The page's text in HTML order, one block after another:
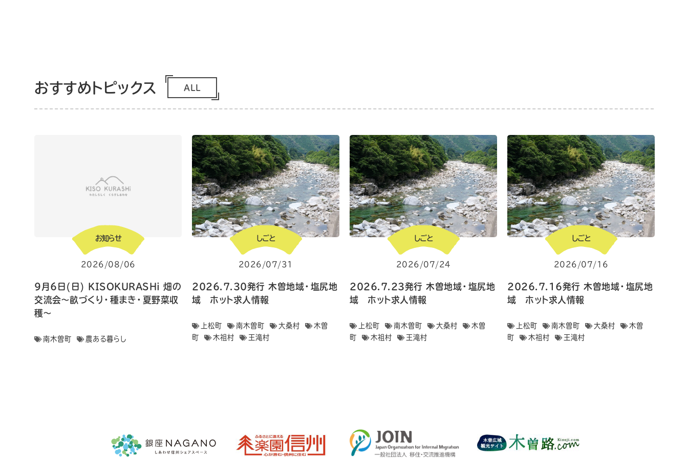
おすすめトピックス ALL
お知らせ
2026/08/06
9月6日(日) KISOKURASHi 畑の
交流会〜畝づくり・種まき・夏野菜収
穫〜
南木曽町 農ある暮らし
しごと
2026/07/31
2026.7.30発行 木曽地域・塩尻地
域 ホット求人情報
上松町 南木曽町 大桑村
木曽
町
木祖村 王滝村
しごと
2026/07/24
2026.7.23発行 木曽地域・塩尻地
域 ホット求人情報
上松町 南木曽町 大桑村
木曽
町
木祖村 王滝村
しごと
2026/07/16
2026.7.16発行 木曽地域・塩尻地
域 ホット求人情報
上松町 南木曽町 大桑村
木曽
町
木祖村 王滝村